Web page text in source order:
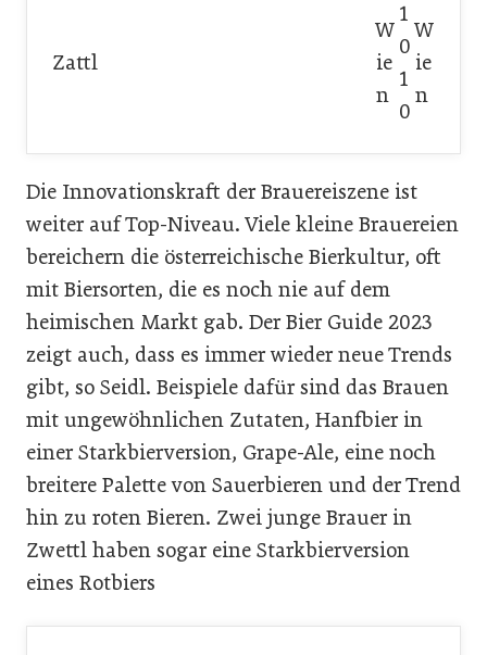
Zattl
W
ie
n
1
0
1
0
W
ie
n
Die Innovationskraft der Brauereiszene ist
weiter auf Top-Niveau. Viele kleine Brauereien
bereichern die österreichische Bierkultur, oft
mit Biersorten, die es noch nie auf dem
heimischen Markt gab. Der Bier Guide 2023
zeigt auch, dass es immer wieder neue Trends
gibt, so Seidl. Beispiele dafür sind das Brauen
mit ungewöhnlichen Zutaten, Hanfbier in
einer Starkbierversion, Grape-Ale, eine noch
breitere Palette von Sauerbieren und der Trend
hin zu roten Bieren. Zwei junge Brauer in
Zwettl haben sogar eine Starkbierversion
eines Rotbiers